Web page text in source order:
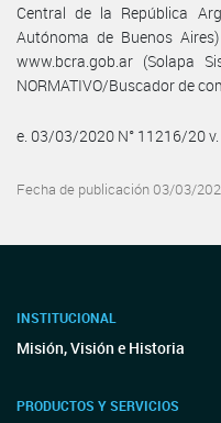
Central de la República
Autónoma de Buenos
www.bcra.gob.ar (Solapa
NORMATIVO/Buscador de
e. 03/03/2020 N° 11216/20
Fecha de publicación 03/03/
INSTITUCIONAL
Misión, Visión e Historia
PRODUCTOS Y SERVICIOS